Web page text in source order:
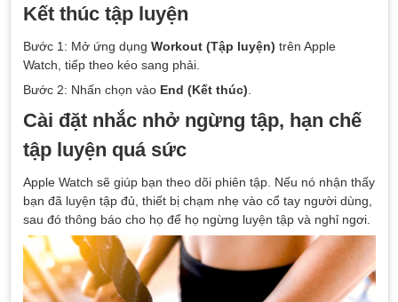
Kết thúc tập luyện
Bước 1: Mở ứng dụng Workout (Tập luyện) trên Apple
Watch, tiếp theo kéo sang phải.
Bước 2: Nhấn chọn vào End (Kết thúc)
Cài đặt nhắc nhở ngừng tập, hạn chế
tập luyện quá sức
Apple Watch sẽ giúp bạn theo dõi phiên tập. Nếu nó nhận thấy
bạn đã luyện tập đủ, thiết bị chạm nhẹ vào cổ tay người dùng,
sau đó thông báo cho họ để họ ngừng luyện tập và nghỉ ngơi.